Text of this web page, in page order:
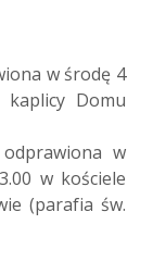
w środę 4
Domu
w
w kościele
(parafia św.